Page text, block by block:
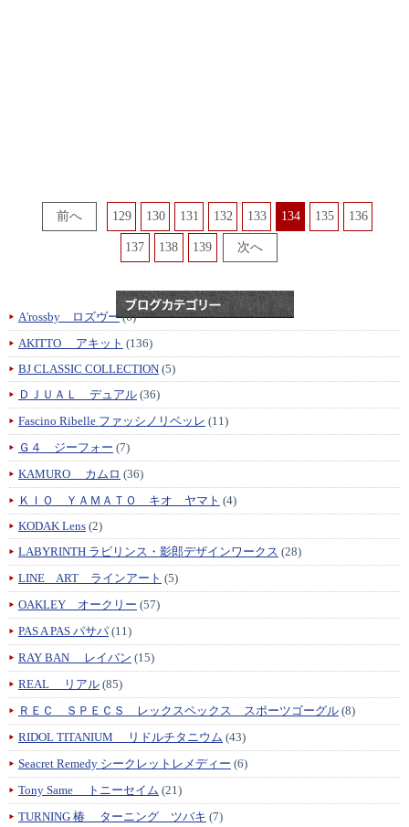
129 130 131 132 133 134 135 136
137 138 139
A'rossby ロズヴー(6)
AKITTO アキット (136)
BJ CLASSIC COLLECTION (5)
ＤＪＵＡＬ デュアル (36)
Fascino Ribelle ファッシノリベッレ (11)
Ｇ４ ジーフォー (7)
KAMURO カムロ (36)
ＫＩＯ ＹＡＭＡＴＯ キオ ヤマト (4)
KODAK Lens (2)
LABYRINTH ラビリンス・影郎デザインワークス (28)
LINE ART ラインアート (5)
OAKLEY オークリー (57)
PAS A PAS パサパ (11)
RAY BAN レイバン (15)
REAL リアル (85)
ＲＥＣ ＳＰＥＣＳ レックスペックス スポーツゴーグル (8)
RIDOL TITANIUM リドルチタニウム (43)
Seacret Remedy シークレットレメディー (6)
Tony Same トニーセイム (21)
TURNING 椿 ターニング ツバキ (7)